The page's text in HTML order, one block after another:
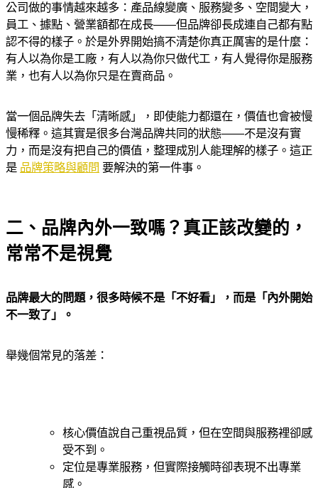
公司做的事情越來越多：產品線變廣、服務變多、空間變大，
員工、據點、營業額都在成長——但品牌卻長成連自己都有點
認不得的樣子。於是外界開始搞不清楚你真正厲害的是什麼：
有人以為你是工廠，有人以為你只做代工，有人覺得你是服務
業，也有人以為你只是在賣商品。
當一個品牌失去「清晰感」，即使能力都還在，價值也會被慢
慢稀釋。這其實是很多台灣品牌共同的狀態——不是沒有實
力，而是沒有把自己的價值，整理成別人能理解的樣子。這正
是 品牌策略與顧問 要解決的第一件事。
二、品牌內外一致嗎？真正該改變的，
常常不是視覺
品牌最大的問題，很多時候不是「不好看」，而是「內外開始
不一致了」。
舉幾個常見的落差：
核心價值說自己重視品質，但在空間與服務裡卻感
受不到。
定位是專業服務，但實際接觸時卻表現不出專業
感。